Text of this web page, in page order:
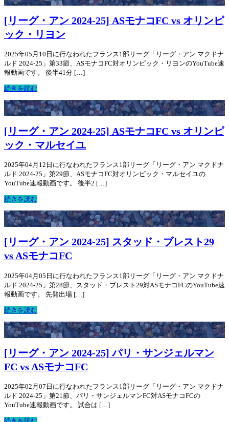
[リーグ・アン 2024-25] ASモナコFC vs オリンピ
ック・リヨン
2025年05月10日に行なわれたフランス1部リーグ「リーグ・アン マクドナ
ルド 2024-25」第33節、ASモナコFC対オリンピック・リヨンのYouTube速
報動画です。 後半41分 […]
続きを読む
[リーグ・アン 2024-25] ASモナコFC vs オリンピ
ック・マルセイユ
2025年04月12日に行なわれたフランス1部リーグ「リーグ・アン マクドナ
ルド 2024-25」第29節、ASモナコFC対オリンピック・マルセイユの
YouTube速報動画です。 後半2 […]
続きを読む
[リーグ・アン 2024-25] スタッド・ブレスト29
vs ASモナコFC
2025年04月05日に行なわれたフランス1部リーグ「リーグ・アン マクドナ
ルド 2024-25」第28節、スタッド・ブレスト29対ASモナコFCのYouTube速
報動画です。 先発出場 […]
続きを読む
[リーグ・アン 2024-25] パリ・サンジェルマン
FC vs ASモナコFC
2025年02月07日に行なわれたフランス1部リーグ「リーグ・アン マクドナ
ルド 2024-25」第21節、パリ・サンジェルマンFC対ASモナコFCの
YouTube速報動画です。 試合は […]